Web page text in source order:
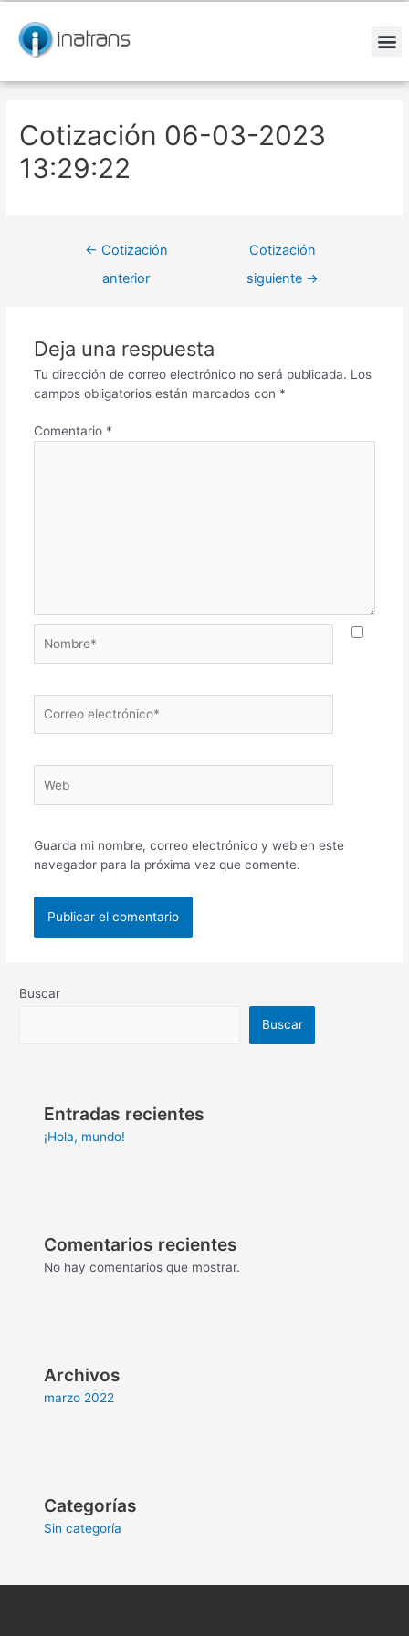
contenido
Cotización 06-03-2023
13:29:22
de
entradas
← Cotización
anterior
Cotización
siguiente →
Deja una respuesta
Tu dirección de correo electrónico no será publicada. Los
campos obligatorios están marcados con *
Comentario *
electrónico*
Guarda mi nombre, correo electrónico y web en este
navegador para la próxima vez que comente.
Buscar
Buscar
Entradas recientes
¡Hola, mundo!
Comentarios recientes
No hay comentarios que mostrar.
Archivos
marzo 2022
Categorías
Sin categoría